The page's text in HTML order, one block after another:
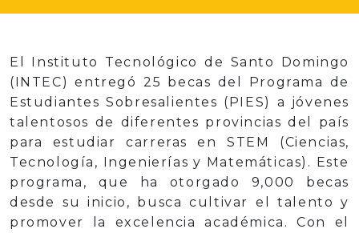
El Instituto Tecnológico de Santo Domingo
(INTEC) entregó 25 becas del Programa de
Estudiantes Sobresalientes (PIES) a jóvenes
talentosos de diferentes provincias del país
para estudiar carreras en STEM (Ciencias,
Tecnología, Ingenierías y Matemáticas). Este
programa, que ha otorgado 9,000 becas
desde su inicio, busca cultivar el talento y
promover la excelencia académica. Con el